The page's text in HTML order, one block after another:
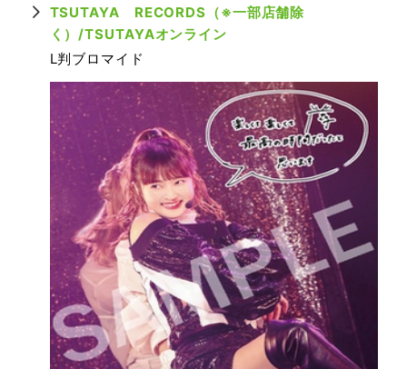
TSUTAYA RECORDS（※一部店舗除
く）/TSUTAYAオンライン
L判ブロマイド